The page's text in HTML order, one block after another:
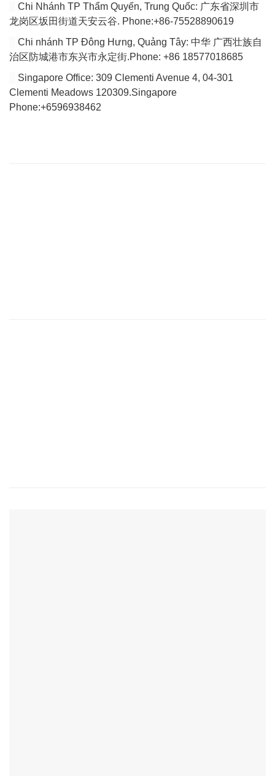
Chi Nhánh TP Thẩm Quyến, Trung Quốc: 广东省深圳市
龙岗区坂田街道天安云谷. Phone:+86-75528890619
Chi nhánh TP Đông Hưng, Quảng Tây: 中华 广西壮族自
治区防城港市东兴市永定街.Phone: +86 18577018685
Singapore Office: 309 Clementi Avenue 4, 04-301
Clementi Meadows 120309.Singapore
Phone:+6596938462